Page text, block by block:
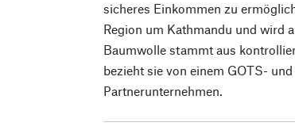
sicheres Einkommen zu
Region um Kathmandu und wird
Baumwolle stammt aus
bezieht sie von einem GOTS-
Partnerunternehmen.